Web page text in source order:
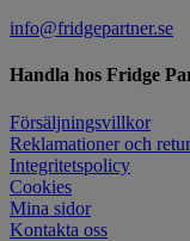
info@fridgepartner.se
Handla hos Fridge
Försäljningsvillkor
Reklamationer och
Integritetspolicy
Cookies
Mina sidor
Kontakta oss